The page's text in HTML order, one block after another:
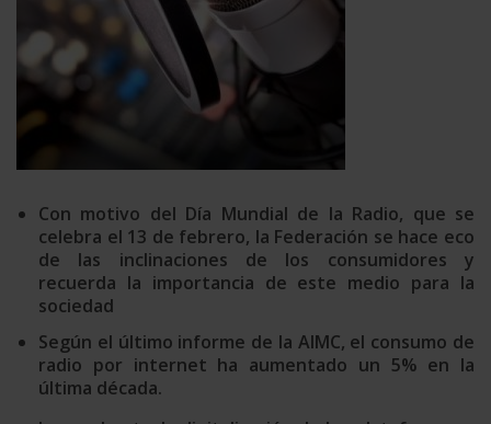
Con motivo del Día Mundial de la Radio, que se
celebra el 13 de febrero, la Federación se hace eco
de las inclinaciones de los consumidores y
recuerda la importancia de este medio para la
sociedad
Según el último informe de la AIMC, el consumo de
radio por internet ha aumentado un 5% en la
última década.